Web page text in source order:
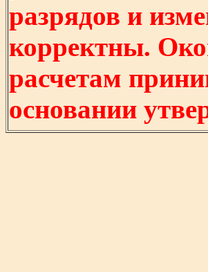
разрядов и
корректны.
расчетам
основании